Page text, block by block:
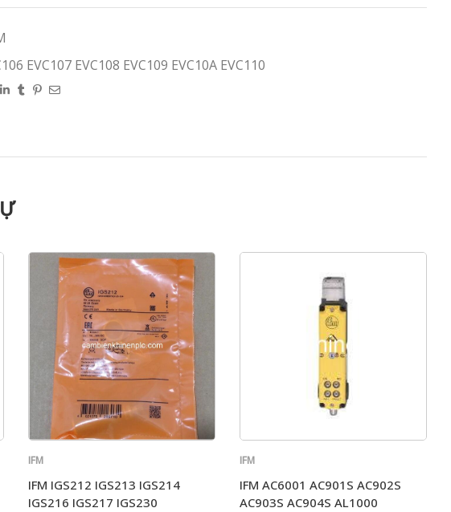
EVC107 EVC108 EVC109 EVC10A EVC110
IFM
IFM IGS212 IGS213 IGS214
IGS216 IGS217 IGS230
IFM
IFM AC6001 AC901S AC902S
AC903S AC904S AL1000